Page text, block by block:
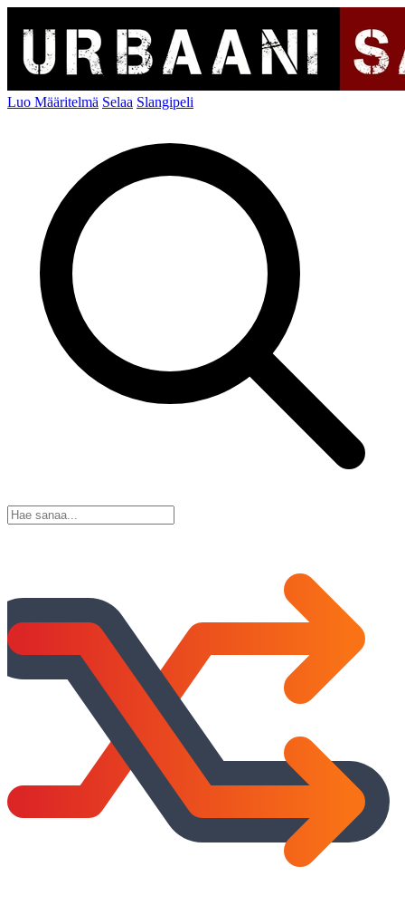
Luo Määritelmä Selaa Slangipeli